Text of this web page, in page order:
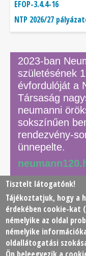
EFOP-3.4.4-16
NTP 2026/27
2023-ban
születésének
évfordulóját a
Társaság
neumanni
sokszínűen
rendezvény-
ünnepelte.
© 2026 Neumann
(NJSZT)
Footer
Adatkezelési
Tisztelt látogatónk!
Tájékoztatjuk, hogy a
érdekében cookie-kat
némelyike az oldal
némelyike
oldallátogatási